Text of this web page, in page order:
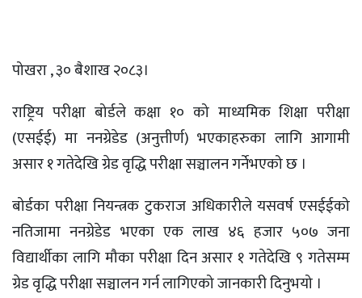
पोखरा , ३० बैशाख २०८३।
राष्ट्रिय परीक्षा बोर्डले कक्षा १० को माध्यमिक शिक्षा परीक्षा
(एसईई) मा ननग्रेडेड (अनुत्तीर्ण) भएकाहरुका लागि आगामी
असार १ गतेदेखि ग्रेड वृद्धि परीक्षा सञ्चालन गर्नेभएको छ ।
बोर्डका परीक्षा नियन्त्रक टुकराज अधिकारीले यसवर्ष एसईईको
नतिजामा ननग्रेडेड भएका एक लाख ४६ हजार ५०७ जना
विद्यार्थीका लागि मौका परीक्षा दिन असार १ गतेदेखि ९ गतेसम्म
ग्रेड वृद्धि परीक्षा सञ्चालन गर्न लागिएको जानकारी दिनुभयो ।